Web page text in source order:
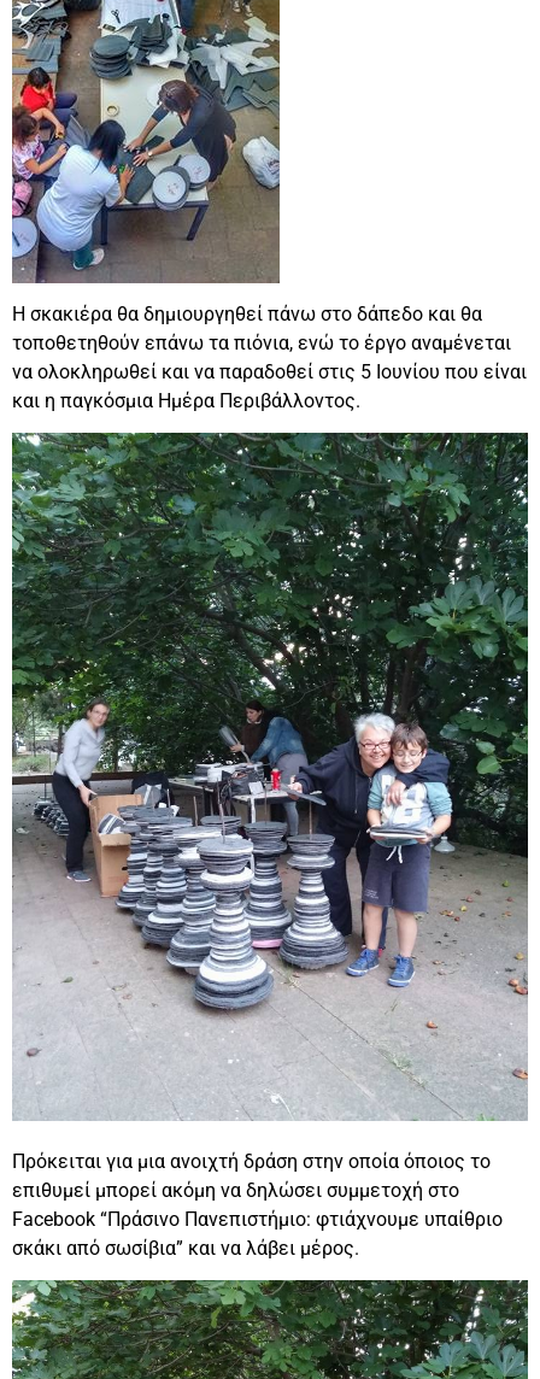
Η σκακιέρα θα δημιουργηθεί πάνω στο δάπεδο και θα
τοποθετηθούν επάνω τα πιόνια, ενώ το έργο αναμένεται
να ολοκληρωθεί και να παραδοθεί στις 5 Ιουνίου που είναι
και η παγκόσμια Ημέρα Περιβάλλοντος.
Πρόκειται για μια ανοιχτή δράση στην οποία όποιος το
επιθυμεί μπορεί ακόμη να δηλώσει συμμετοχή στο
Facebook “Πράσινο Πανεπιστήμιο: φτιάχνουμε υπαίθριο
σκάκι από σωσίβια” και να λάβει μέρος.